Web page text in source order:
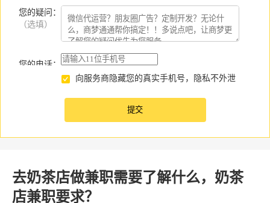
您的疑问
（选填）
：
您的电话：
向服务商隐藏您的真实手机号，隐私不外泄
去奶茶店做兼职需要了解什么，奶茶
店兼职要求？